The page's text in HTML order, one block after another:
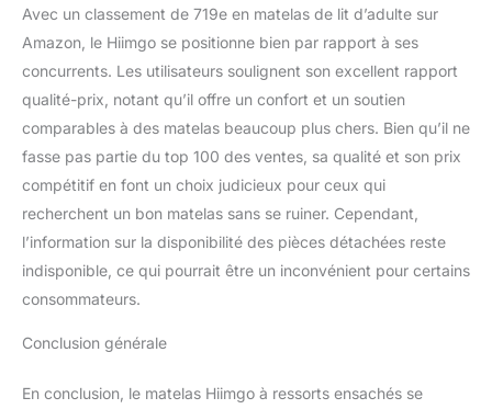
Avec un classement de 719e en matelas de lit d’adulte sur
Amazon, le Hiimgo se positionne bien par rapport à ses
concurrents. Les utilisateurs soulignent son excellent rapport
qualité-prix, notant qu’il offre un confort et un soutien
comparables à des matelas beaucoup plus chers. Bien qu’il ne
fasse pas partie du top 100 des ventes, sa qualité et son prix
compétitif en font un choix judicieux pour ceux qui
recherchent un bon matelas sans se ruiner. Cependant,
l’information sur la disponibilité des pièces détachées reste
indisponible, ce qui pourrait être un inconvénient pour certains
consommateurs.
Conclusion générale
En conclusion, le matelas Hiimgo à ressorts ensachés se